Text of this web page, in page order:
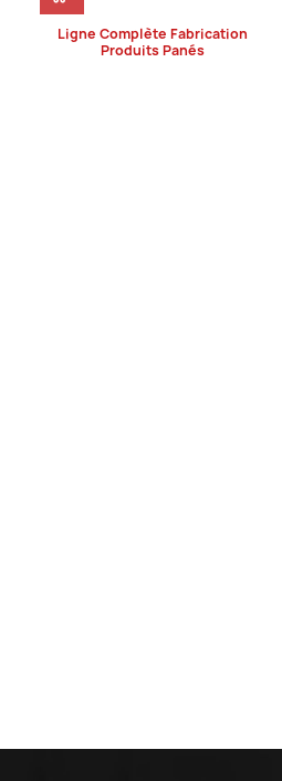
Ligne Complète Fabrication
Produits Panés